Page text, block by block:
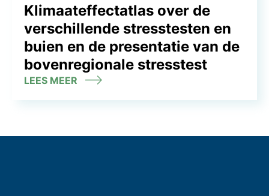
Klimaateffectatlas over de
verschillende stresstesten en
buien en de presentatie van de
bovenregionale stresstest
LEES MEER